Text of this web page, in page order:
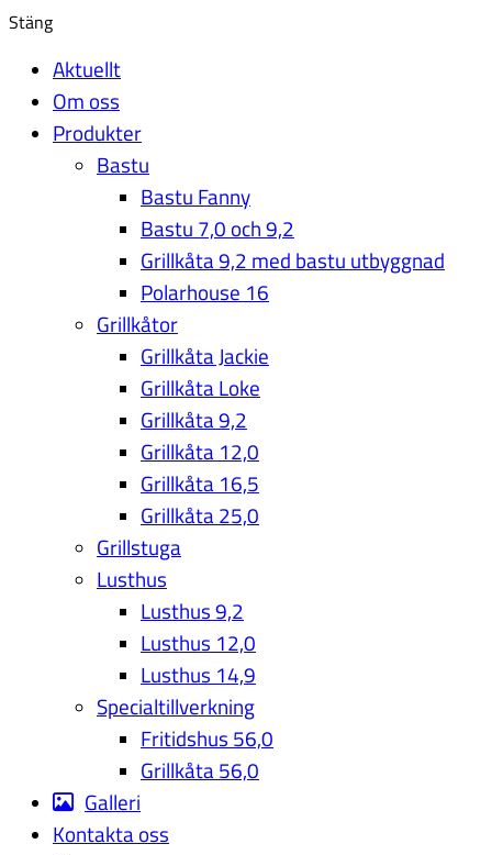
Stäng
Aktuellt
Om oss
Produkter
Bastu
Bastu Fanny
Bastu 7,0 och 9,2
Grillkåta 9,2 med bastu utbyggnad
Polarhouse 16
Grillkåtor
Grillkåta Jackie
Grillkåta Loke
Grillkåta 9,2
Grillkåta 12,0
Grillkåta 16,5
Grillkåta 25,0
Grillstuga
Lusthus
Lusthus 9,2
Lusthus 12,0
Lusthus 14,9
Specialtillverkning
Fritidshus 56,0
Grillkåta 56,0
Galleri
Kontakta oss